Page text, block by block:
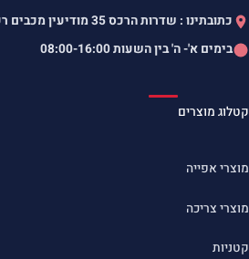
כתובתינו : שדרות הרכס 35 מודיעין מכבים רעות
בימים א'- ה' בין השעות08:00-16:00
קטלוג מוצרים
מוצרי אפייה
מוצרי צריכה
קטניות